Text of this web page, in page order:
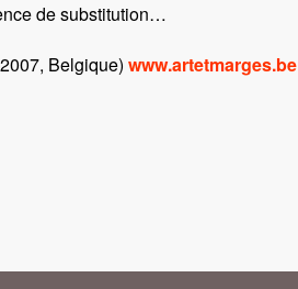
de substitution…
Belgique) www.artetmarges.be